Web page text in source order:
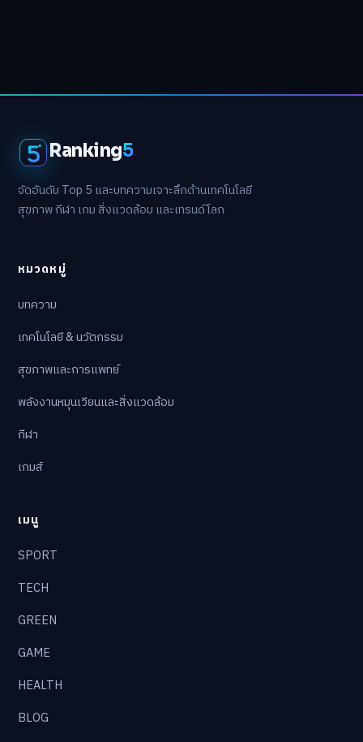
Ranking5
จัดอันดับ Top 5 และบทความเจาะลึกด้านเทคโนโลยี
สุขภาพ กีฬา เกม สิ่งแวดล้อม และเทรนด์โลก
หมวดหมู่
บทความ
เทคโนโลยี & นวัตกรรม
สุขภาพและการแพทย์
พลังงานหมุนเวียนและสิ่งแวดล้อม
กีฬา
เกมส์
เมนู
SPORT
TECH
GREEN
GAME
HEALTH
BLOG